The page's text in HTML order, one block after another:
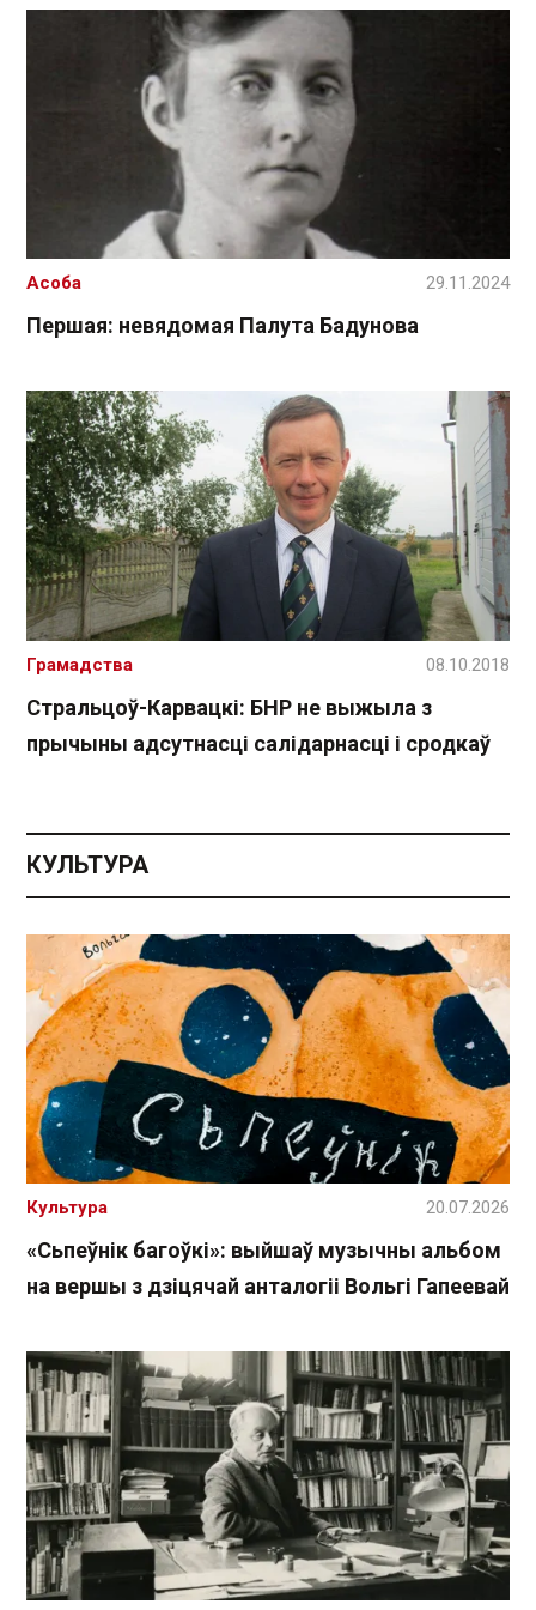
Першая: невядомая Палута Бадунова
Асоба 29.11.2024
Стральцоў-Карвацкі: БНР не выжыла з
прычыны адсутнасці салідарнасці і сродкаў
Грамадства 08.10.2018
КУЛЬТУРА
«Сьпеўнік багоўкі»: выйшаў музычны альбом
на вершы з дзіцячай анталогіі Вольгі Гапеевай
Культура 20.07.2026